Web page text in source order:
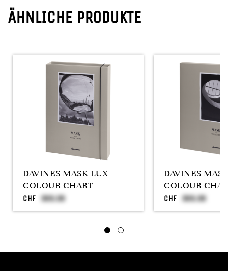
ÄHNLICHE PRODUKTE
DAVINES MASK LUX
COLOUR CHART
CHF
DAVINES
COLOUR
CHF